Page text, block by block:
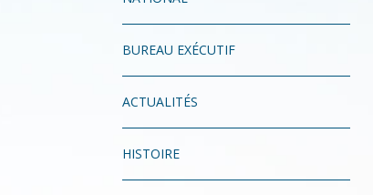
BUREAU EXÉCUTIF
ACTUALITÉS
HISTOIRE